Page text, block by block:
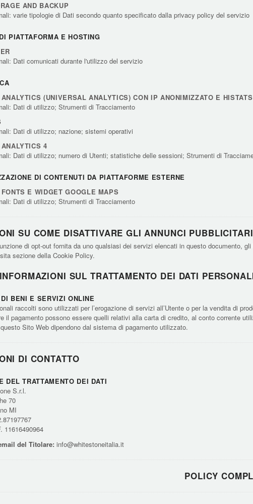
AND BACKUP
varie tipologie di Dati secondo quanto specificato dalla privacy policy del servizio
PIATTAFORMA E HOSTING
Dati comunicati durante l'utilizzo del servizio
(UNIVERSAL ANALYTICS) CON IP ANONIMIZZATO E HISTATS
Dati di utilizzo; Strumenti di Tracciamento
Dati di utilizzo; nazione; sistemi operativi
4
Dati di utilizzo; numero di Utenti; statistiche delle sessioni; Strumenti di
DI CONTENUTI DA PIATTAFORME ESTERNE
E WIDGET GOOGLE MAPS
Dati di utilizzo; Strumenti di Tracciamento
SU COME DISATTIVARE GLI ANNUNCI
di opt-out fornita da uno qualsiasi dei servizi elencati in questo documento,
sezione della Cookie Policy.
SUL TRATTAMENTO DEI DATI
BENI E SERVIZI ONLINE
raccolti sono utilizzati per l’erogazione di servizi all’Utente o per la vendita di
il pagamento possono essere quelli relativi alla carta di credito, al conto corrente
Sito Web dipendono dal sistema di pagamento utilizzato.
DI CONTATTO
DEL TRATTAMENTO DEI DATI
S.r.l.
70
MI
11616490964
del Titolare: info@whitestoneitalia.it
POLICY